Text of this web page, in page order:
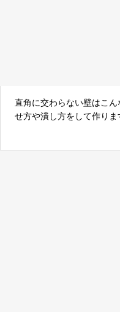
直角に交わらない壁はこん
せ方や潰し方をして作りま